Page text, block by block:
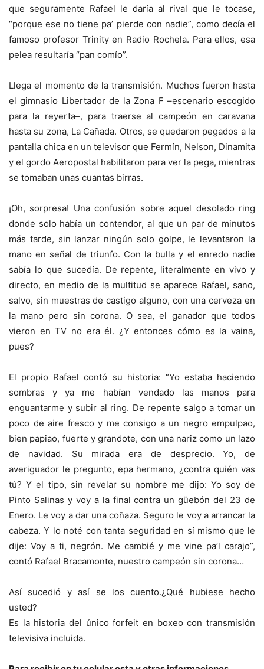
que seguramente Rafael le daría al rival que le tocase,
“porque ese no tiene pa’ pierde con nadie”, como decía el
famoso profesor Trinity en Radio Rochela. Para ellos, esa
pelea resultaría “pan comío”.
Llega el momento de la transmisión. Muchos fueron hasta
el gimnasio Libertador de la Zona F –escenario escogido
para la reyerta–, para traerse al campeón en caravana
hasta su zona, La Cañada. Otros, se quedaron pegados a la
pantalla chica en un televisor que Fermín, Nelson, Dinamita
y el gordo Aeropostal habilitaron para ver la pega, mientras
se tomaban unas cuantas birras.
¡Oh, sorpresa! Una confusión sobre aquel desolado ring
donde solo había un contendor, al que un par de minutos
más tarde, sin lanzar ningún solo golpe, le levantaron la
mano en señal de triunfo. Con la bulla y el enredo nadie
sabía lo que sucedía. De repente, literalmente en vivo y
directo, en medio de la multitud se aparece Rafael, sano,
salvo, sin muestras de castigo alguno, con una cerveza en
la mano pero sin corona. O sea, el ganador que todos
vieron en TV no era él. ¿Y entonces cómo es la vaina,
pues?
El propio Rafael contó su historia: “Yo estaba haciendo
sombras y ya me habían vendado las manos para
enguantarme y subir al ring. De repente salgo a tomar un
poco de aire fresco y me consigo a un negro empulpao,
bien papiao, fuerte y grandote, con una nariz como un lazo
de navidad. Su mirada era de desprecio. Yo, de
averiguador le pregunto, epa hermano, ¿contra quién vas
tú? Y el tipo, sin revelar su nombre me dijo: Yo soy de
Pinto Salinas y voy a la final contra un güebón del 23 de
Enero. Le voy a dar una coñaza. Seguro le voy a arrancar la
cabeza. Y lo noté con tanta seguridad en sí mismo que le
dije: Voy a ti, negrón. Me cambié y me vine pa’l carajo”,
contó Rafael Bracamonte, nuestro campeón sin corona…
Así sucedió y así se los cuento.¿Qué hubiese hecho
usted?
Es la historia del único forfeit en boxeo con transmisión
televisiva incluida.